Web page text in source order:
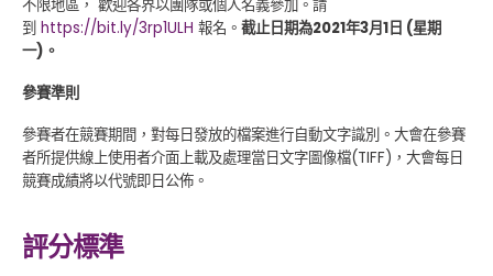
不限地區， 歡迎各界以團隊或個人名義參加。請
到 https://bit.ly/3rp1ULH 報名。 截止日期為2021年3月1日 (星期
一)。
參賽準則
參賽者在競賽期間，對每日發放的檔案進行自動文字識別。大會在參賽
者所提供線上使用者介面上載及處理當日文字圖像檔(TIFF)，大會每日
競賽成績將以代號即日公佈。
評分標準